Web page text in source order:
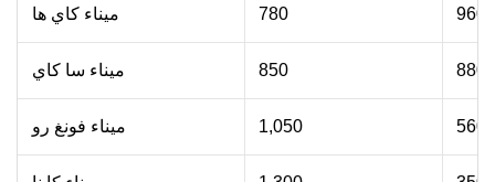
ميناء كاي ها 780 960
ميناء سا كاي 850 880
ميناء فونغ رو 1,050 560